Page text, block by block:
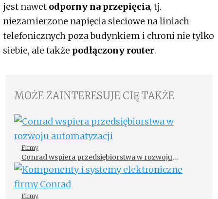
jest nawet odporny na przepięcia, tj.
niezamierzone napięcia sieciowe na liniach
telefonicznych poza budynkiem i chroni nie tylko
siebie, ale także podłączony router.
MOŻE ZAINTERESUJE CIĘ TAKŻE
Firmy
Conrad wspiera przedsiębiorstwa w rozwoju
automatyzacji
Firmy